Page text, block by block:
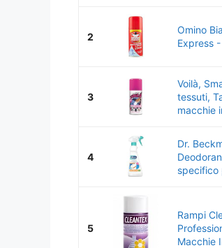
2
Omino
Express
3
Voilà,
tessuti,
macchie
4
Dr.
specifico
5
Rampi
Macchie